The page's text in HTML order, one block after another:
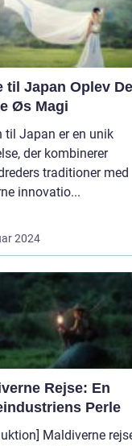
Oplev Den
Øs Magi
til Japan er en unik
der kombinerer
traditioner med
innovatio...
2024
Rejse: En
Perle
Maldiverne